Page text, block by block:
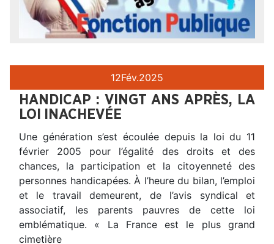
12Fév.2025
HANDICAP : VINGT ANS APRÈS, LA
LOI INACHEVÉE
Une génération s’est écoulée depuis la loi du 11
février 2005 pour l’égalité des droits et des
chances, la participation et la citoyenneté des
personnes handicapées. À l’heure du bilan, l’emploi
et le travail demeurent, de l’avis syndical et
associatif, les parents pauvres de cette loi
emblématique. « La France est le plus grand
cimetière